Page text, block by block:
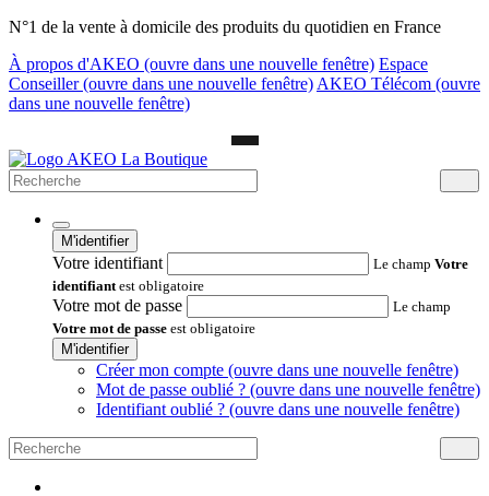
N°1 de la vente à domicile des produits du quotidien en France
À propos d'AKEO (ouvre dans une nouvelle fenêtre) Espace
Conseiller(ouvre dans une nouvelle fenêtre) AKEO Télécom (ouvre
dans une nouvelle fenêtre)
M'identifier
Votre identifiant Le champ Votre
identifiantest obligatoire
Votre mot de passe
Le champ
Votre mot de passe est obligatoire
M'identifier
Créer mon compte (ouvre dans une nouvelle fenêtre)
Mot de passe oublié ? (ouvre dans une nouvelle fenêtre)
Identifiant oublié ? (ouvre dans une nouvelle fenêtre)